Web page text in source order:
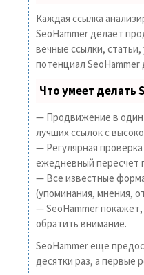
Каждая ссылка
SeoHammer делает
вечные ссылки,
потенциал
Что умеет делать
— Продвижение в один
лучших ссылок с
— Регулярная
ежедневный пересчет
— Все известные
(упоминания, мнения,
— SeoHammer
обратить внимание.
SeoHammer еще
десятки раз, а первые